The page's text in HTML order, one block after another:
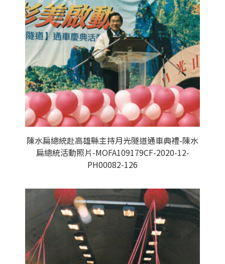
陳水扁總統赴高雄縣主持月光隧道通車典禮-陳水
扁總統活動照片-MOFA109179CF-2020-12-
PH00082-126